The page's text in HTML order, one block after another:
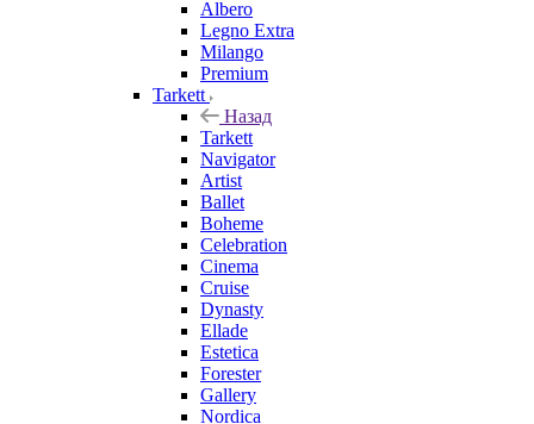
Albero
Legno Extra
Milango
Premium
Tarkett
Назад
Tarkett
Navigator
Artist
Ballet
Boheme
Celebration
Cinema
Cruise
Dynasty
Ellade
Estetica
Forester
Gallery
Nordica